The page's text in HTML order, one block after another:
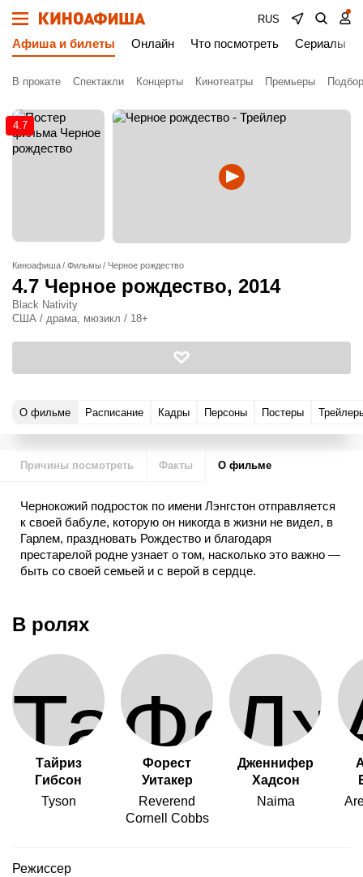
RUS
Афиша и билеты Онлайн Что посмотреть Сериалы
В прокате Спектакли Концерты Кинотеатры Премьеры
4.7
Киноафиша Фильмы Черное рождество
4.7 Черное рождество, 2014
Black Nativity
США / драма, мюзикл / 18+
О фильме Расписание Кадры Персоны Постеры
Причины посмотреть Факты О фильме
Чернокожий подросток по имени Лэнгстон отправляется
к своей бабуле, которую он никогда в жизни не видел, в
Гарлем, праздновать Рождество и благодаря
престарелой родне узнает о том, насколько это важно —
быть со своей семьей и с верой в сердце.
В ролях
Тайриз
Гибсон
Tyson
Форест
Уитакер
Reverend
Cornell Cobbs
Дженнифер
Хадсон
Naima
Режиссер